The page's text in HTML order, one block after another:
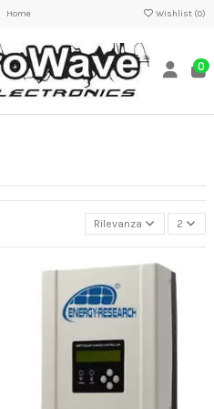
Home Wishlist (0)
0
Rilevanza 2